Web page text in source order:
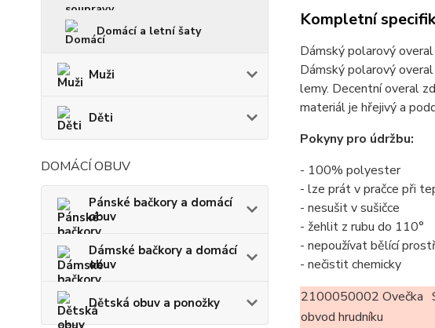
Domácí a letní šaty
Muži
Děti
DOMÁCÍ OBUV
Pánské bačkory a domácí
obuv
Dámské bačkory a domácí
obuv
Dětská obuv a ponožky
Kompletní
Dámský polarový overal
Dámský polarový
lemy. Decentní overal
materiál je hřejivý a
Pokyny pro údržbu:
- 100% polyester
- lze prát v pračce při
- nesušit v sušičce
- žehlit z rubu do 110°
- nepoužívat bělící
- nečistit chemicky
2100050002 Ovečka
obvod hrudníku